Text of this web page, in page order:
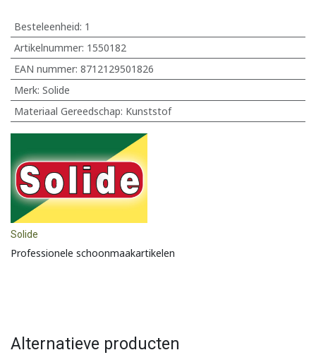
Besteleenheid: 1
Artikelnummer: 1550182
EAN nummer: 8712129501826
Merk: Solide
Materiaal Gereedschap: Kunststof
Solide
Professionele schoonmaakartikelen
Alternatieve producten